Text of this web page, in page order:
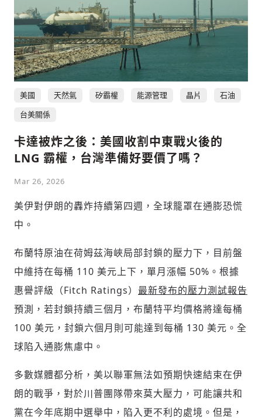
登入或註冊
歡迎您加入《旭時報》
掌握國際政經脈動
參與下一波全球科技革命
輸入 Email 驗證碼
請輸入發送到的驗證碼
(十分鐘內有效)
美國 天然氣 矽霸權 能源管理 晶片
石油
台美關係
卡達被炸之後：美國收割中東戰火後的
LNG 霸權，台灣準備好要價了嗎？
Mar 26, 2026
美伊對伊朗的轟炸持續第四週，全球籠罩在通膨恐慌
中。
布蘭特原油在荷姆茲海峽局部封鎖的壓力下，目前盤
中維持在每桶 110 美元上下，單月漲幅 50%。根據
惠譽評級（Fitch Ratings） 最新發布的壓力測試報告
預測，若封鎖持續三個月，布蘭特平均價格將達每桶
100 美元，封鎖六個月則可能達到每桶 130 美元。全
球陷入通膨焦慮中。
多數媒體都分析，美以聯軍無法如預期快速結束在伊
朗的戰爭，對於川普團隊帶來莫大壓力，可能讓共和
黨在今年底期中選舉中，陷入更不利的處境。但是，